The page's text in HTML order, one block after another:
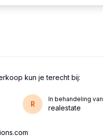
kun je terecht bij:
R
In behandeling van
realestate